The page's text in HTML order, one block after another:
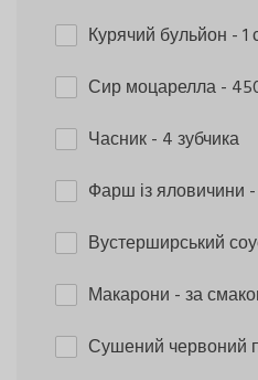
Курячий бульйон - 1
Сир моцарелла-
Часник- 4 зубчика
Фарш із яловичини
Вустерширський
Макарони - за
Сушений червоний